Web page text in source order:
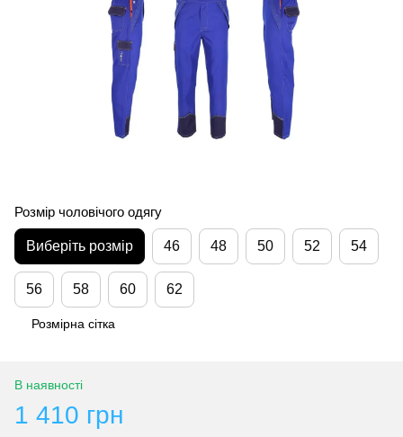
Розмір чоловічого одягу
Виберіть розмір 46 48 50 52 54
56 58 60 62
Розмірна сітка
В наявності
1 410 грн